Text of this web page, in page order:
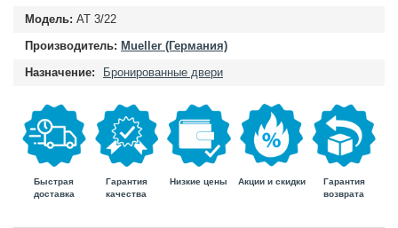
Модель: AT 3/22
Производитель: Mueller (Германия)
Назначение:
Бронированные двери
Быстрая
доставка
Гарантия
качества
Низкие цены Акции и скидки
Гарантия
возврата